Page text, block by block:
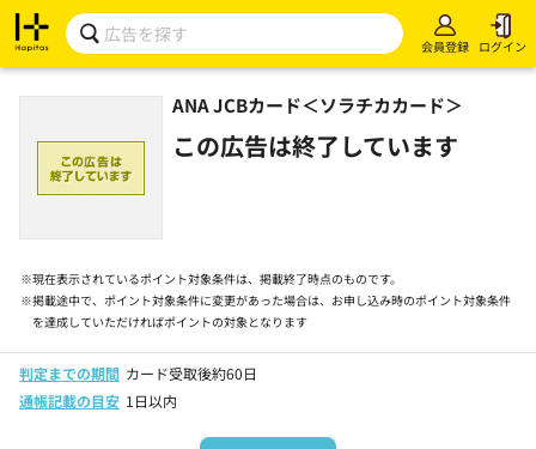
会員登録 ログイン
ANA JCBカード＜ソラチカカード＞
この広告は終了しています
※現在表示されているポイント対象条件は、掲載終了時点のものです。
※掲載途中で、ポイント対象条件に変更があった場合は、お申し込み時のポイント対象条件
を達成していただければポイントの対象となります
判定までの期間 カード受取後約60日
通帳記載の目安 1日以内